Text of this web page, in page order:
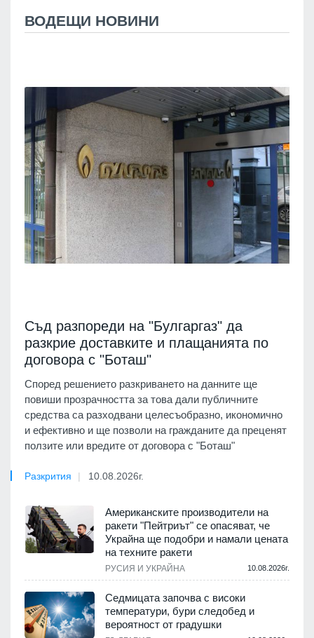
ВОДЕЩИ НОВИНИ
Съд разпореди на "Булгаргаз" да
разкрие доставките и плащанията по
договора с "Боташ"
Според решението разкриването на данните ще
повиши прозрачността за това дали публичните
средства са разходвани целесъобразно, икономично
и ефективно и ще позволи на гражданите да преценят
ползите или вредите от договора с "Боташ"
Разкрития 10.08.2026г.
Американските производители на
ракети "Пейтриът" се опасяват, че
Украйна ще подобри и намали цената
на техните ракети
РУСИЯ И УКРАЙНА 10.08.2026г.
Седмицата започва с високи
температури, бури следобед и
вероятност от градушки